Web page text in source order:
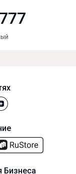
Бизнеса